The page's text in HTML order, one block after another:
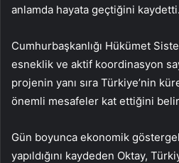
anlamda hayata geçtiğini kaydetti.
Cumhurbaşkanlığı Hükümet
esneklik ve aktif koordinasyon
projenin yanı sıra Türkiye’nin
önemli mesafeler kat ettiğini
Gün boyunca ekonomik
yapıldığını kaydeden Oktay,